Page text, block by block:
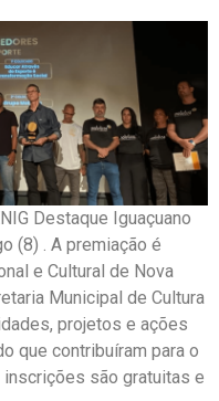
Destaque Iguaçuano
(8) . A premiação é
e Cultural de Nova
Municipal de Cultura
projetos e ações
que contribuíram para o
são gratuitas e